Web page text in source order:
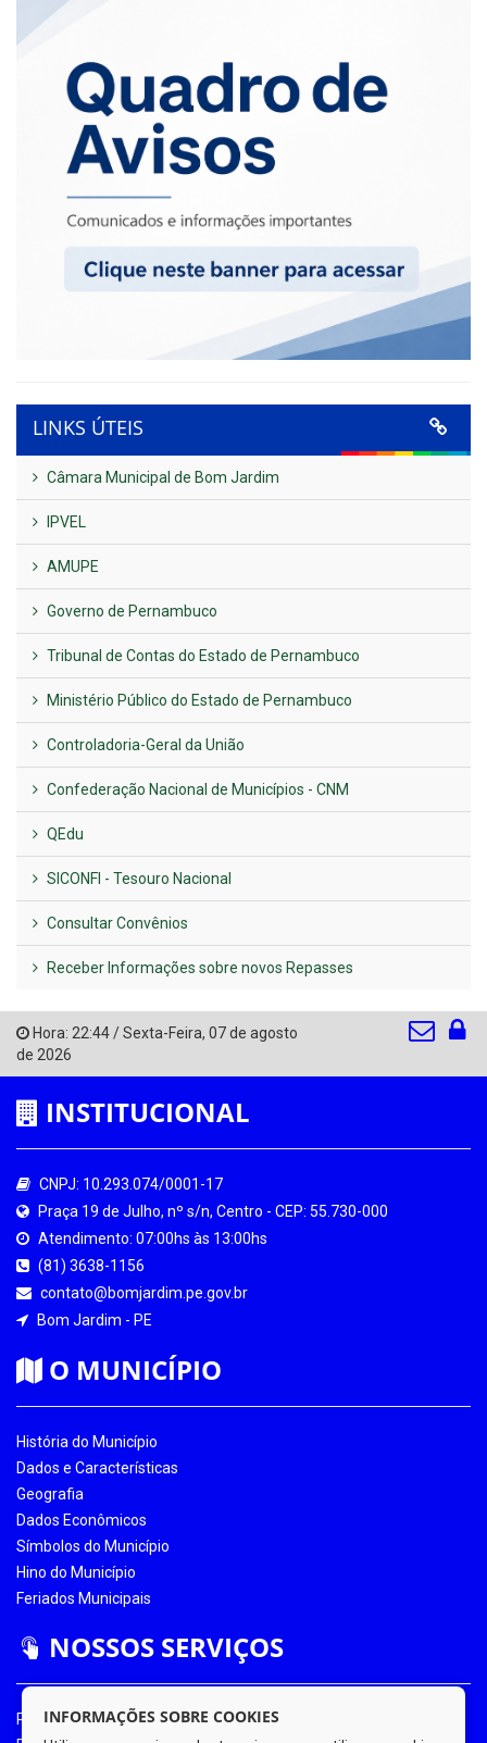
LINKS ÚTEIS
Câmara Municipal de Bom Jardim
IPVEL
AMUPE
Governo de Pernambuco
Tribunal de Contas do Estado de Pernambuco
Ministério Público do Estado de Pernambuco
Controladoria-Geral da União
Confederação Nacional de Municípios - CNM
QEdu
SICONFI - Tesouro Nacional
Consultar Convênios
Receber Informações sobre novos Repasses
Hora: 22:44/Sexta-Feira, 07 de agosto
de 2026
INSTITUCIONAL
CNPJ: 10.293.074/0001-17
Praça 19 de Julho, nº s/n, Centro - CEP: 55.730-000
Atendimento: 07:00hs às 13:00hs
(81) 3638-1156
contato@bomjardim.pe.gov.br
Bom Jardim - PE
O MUNICÍPIO
História do Município
Dados e Características
Geografia
Dados Econômicos
Símbolos do Município
Hino do Município
Feriados Municipais
NOSSOS SERVIÇOS
Portal da Transparência
INFORMAÇÕES SOBRE COOKIES